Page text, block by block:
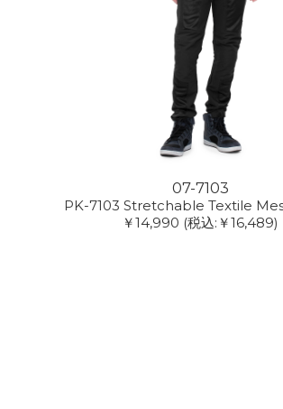
07-7103
PK-7103 Stretchable Textile
￥14,990 (税込:￥16,489)